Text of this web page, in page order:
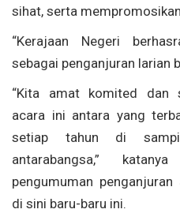
sihat, serta
“Kerajaan Negeri
sebagai penganjuran larian
“Kita amat komited dan
acara ini antara yang
setiap tahun di
antarabangsa,”
pengumuman
di sini baru-baru ini.